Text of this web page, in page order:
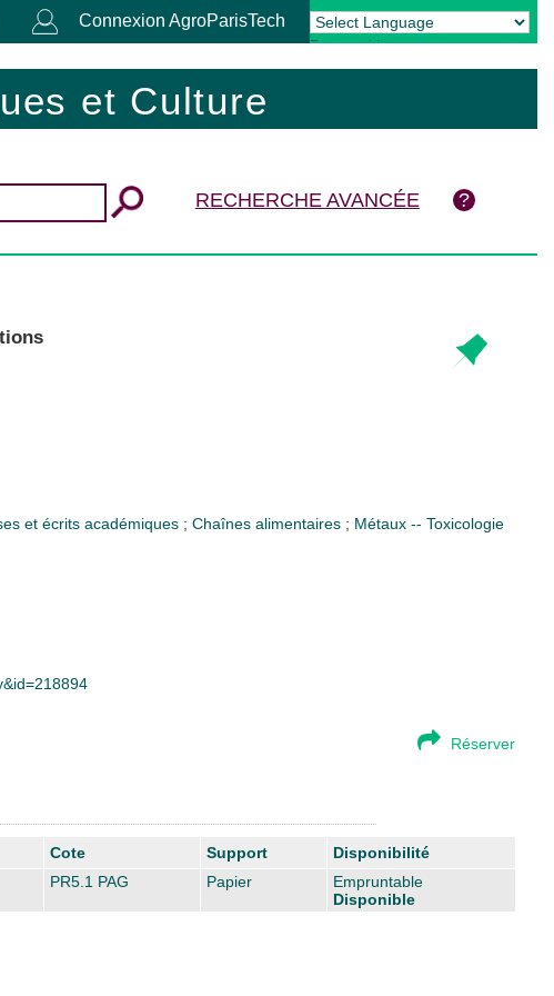
Connexion AgroParisTech
Powered by Translate
et Culture
RECHERCHE AVANCÉE
et écrits académiques ; Chaînes alimentaires ; Métaux -- Toxicologie
Réserver
Cote Support
Disponibilité
PR5.1 PAG Papier
Empruntable
Disponible